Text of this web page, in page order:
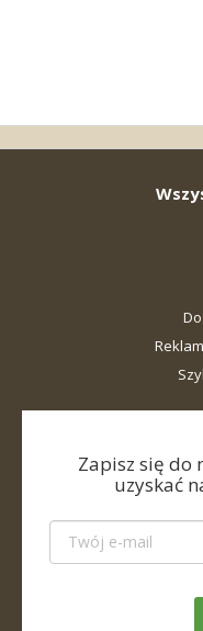
Zapisz się do
uzyskać